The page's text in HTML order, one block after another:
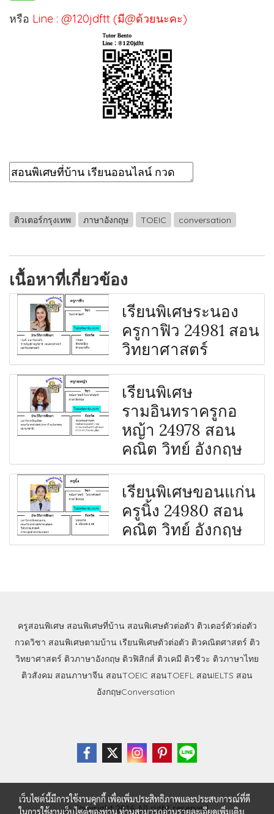
หรือ Line : @120jdftt (มี@ด้วยนะคะ)
ติวเตอร์กรุงเทพ ภาษาอังกฤษ TOEIC conversation
เนื้อหาที่เกี่ยวข้อง
เรียนพิเศษระนอง
ครูกาฟิว 24981 สอน
วิทยาศาสตร์
เรียนพิเศษ
รามอินทราครูกอ
หญ้า 24978 สอน
คณิต วิทย์ อังกฤษ
เรียนพิเศษขอนแก่น
ครูนิ้ง 24980 สอน
คณิต วิทย์ อังกฤษ
ครูสอนพิเศษ สอนพิเศษที่บ้าน สอนพิเศษตัวต่อตัว ติวเตอร์ตัวต่อตัว
กวดวิชา สอนพิเศษตามบ้าน เรียนพิเศษตัวต่อตัว ติวคณิตศาสตร์ ติว
วิทยาศาสตร์ ติวภาษาอังกฤษ ติวฟิสิกส์ ติวเคมี ติวชีวะ ติวภาษาไทย
ติวสังคม สอนภาษาจีน สอนTOEIC สอนTOEFL สอนIELTS สอน
อังกฤษConversation
© Copyright 2016 All right reserved.
เว็บไซต์นี้มีการใช้งานคุกกี้ เพื่อเพิ่มประสิทธิภาพและประสบการณ์ที่ดี
ในการใช้งานเว็บไซต์ของท่าน ท่านสามารถอ่านรายละเอียดเพิ่มเติม